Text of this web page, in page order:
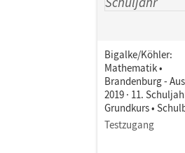
Bigalke/Köhler:
Mathematik •
Brandenburg -
2019 · 11.
Grundkurs •
als E-Book
Testzugang